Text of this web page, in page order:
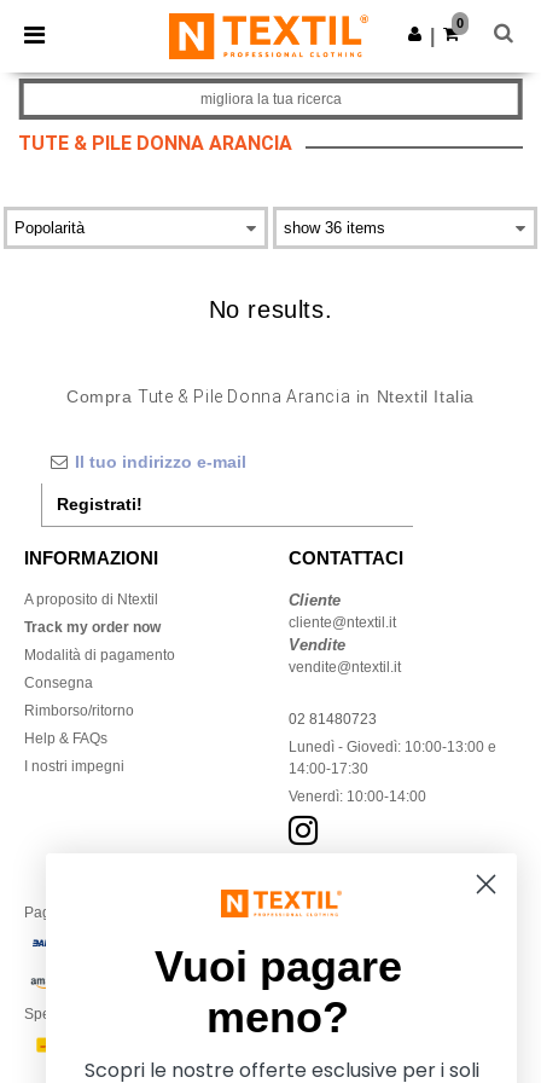
× App Ntextil
Prezzi migliori sull'app!
Scarica app
0
TUTE & PILE DONNA ARANCIA
migliora la tua ricerca
No results.
CompraTute & Pile Donna Arancia in Ntextil Italia
Registrati!
INFORMAZIONI
A proposito di Ntextil
Track my order now
Modalità di pagamento
Consegna
Rimborso/ritorno
Help & FAQs
I nostri impegni
CONTATTACI
Cliente
cliente@ntextil.it
Vendite
vendite@ntextil.it
02 81480723
Lunedì - Giovedì: 10:00-13:00 e
14:00-17:30
Venerdì: 10:00-14:00
Paga con
Spediamo con
Vuoi pagare
meno?
Scopri le nostre offerte esclusive per i soli